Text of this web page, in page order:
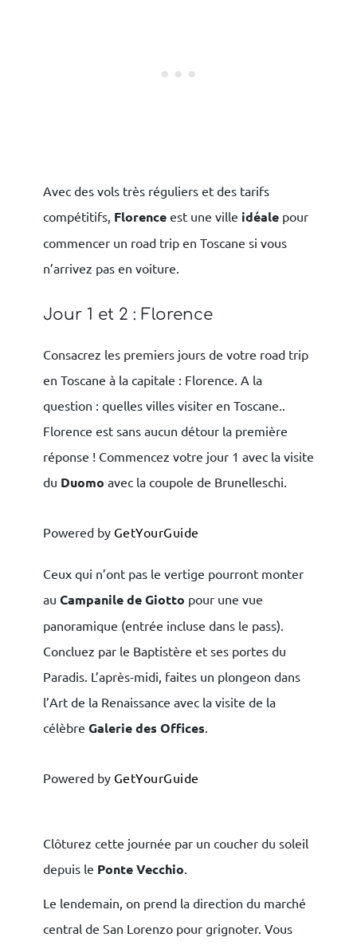
Avec des vols très réguliers et des tarifs
compétitifs, Florenceest une ville idéalepour
commencer un road trip en Toscane si vous
n’arrivez pas en voiture.
Jour 1 et 2 : Florence
Consacrez les premiers jours de votre road trip
en Toscane à la capitale : Florence. A la
question : quelles villes visiter en Toscane..
Florence est sans aucun détour la première
réponse ! Commencez votre jour 1 avec la visite
du Duomo avec la coupole de Brunelleschi.
Powered by GetYourGuide
Ceux qui n’ont pas le vertige pourront monter
au Campanile de Giotto pour une vue
panoramique (entrée incluse dans le pass).
Concluez par le Baptistère et ses portes du
Paradis. L’après-midi, faites un plongeon dans
l’Art de la Renaissance avec la visite de la
célèbre Galerie des Offices.
Powered by GetYourGuide
Clôturez cette journée par un coucher du soleil
depuis le Ponte Vecchio.
Le lendemain, on prend la direction du marché
central de San Lorenzo pour grignoter. Vous